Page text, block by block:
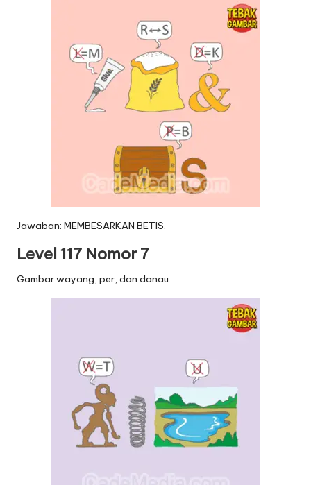
Jawaban: MEMBESARKAN BETIS.
Level 117 Nomor 7
Gambar wayang, per, dan danau.